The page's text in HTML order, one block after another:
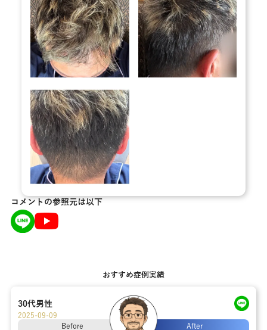
コメントの参照元は以下
おすすめ症例実績
30代男性
2025-09-09
Before
After